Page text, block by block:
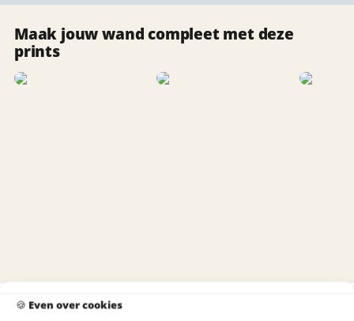
🍪 Even over cookies
Maak jouw wand compleet met deze
prints
Productinformatie